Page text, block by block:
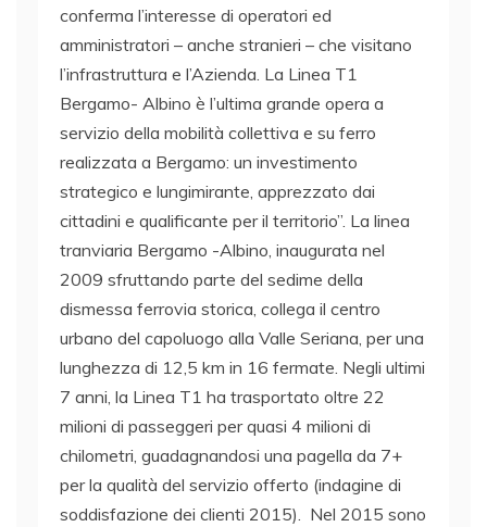
conferma l’interesse di operatori ed
amministratori – anche stranieri – che visitano
l’infrastruttura e l’Azienda. La Linea T1
Bergamo- Albino è l’ultima grande opera a
servizio della mobilità collettiva e su ferro
realizzata a Bergamo: un investimento
strategico e lungimirante, apprezzato dai
cittadini e qualificante per il territorio”. La linea
tranviaria Bergamo -Albino, inaugurata nel
2009 sfruttando parte del sedime della
dismessa ferrovia storica, collega il centro
urbano del capoluogo alla Valle Seriana, per una
lunghezza di 12,5 km in 16 fermate. Negli ultimi
7 anni, la Linea T1 ha trasportato oltre 22
milioni di passeggeri per quasi 4 milioni di
chilometri, guadagnandosi una pagella da 7+
per la qualità del servizio offerto (indagine di
soddisfazione dei clienti 2015). Nel 2015 sono